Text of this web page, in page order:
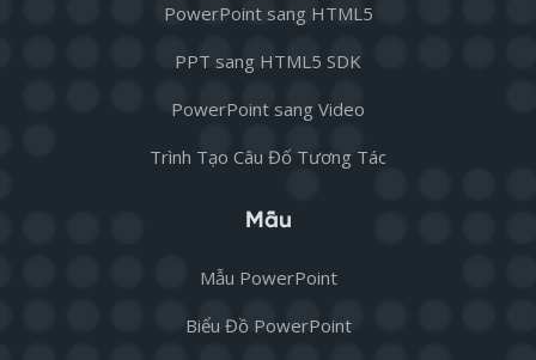
PowerPoint sang HTML5
PPT sang HTML5 SDK
PowerPoint sang Video
Trình Tạo Câu Đố Tương Tác
Mẫu
Mẫu PowerPoint
Biểu Đồ PowerPoint